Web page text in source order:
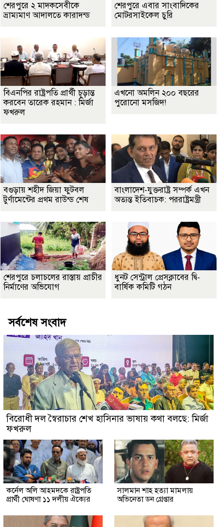
শেরপুরে ২ মাদকসেবীকে
ভ্রাম্যমাণ আদালতে কারাদন্ড
শেরপুরে এবার সাংবাদিকের
মোটরসাইকেল চুরি
বিএনপির রাষ্ট্রপতি প্রার্থী চূড়ান্ত
করবেন তারেক রহমান : মির্জা
ফখরুল
এখনো অমলিন ২০০ বছরের
পুরোনো মসজিদ!
বগুড়ায় শহীদ জিয়া ফুটবল
টুর্ণামেন্টের প্রথম রাউন্ড শেষ
বাংলাদেশ-যুক্তরাষ্ট্র সম্পর্ক এখন
অত্যন্ত ইতিবাচক: পররাষ্ট্রমন্ত্রী
শেরপুরে চলাচলের রাস্তায় প্রাচীর
নির্মাণের অভিযোগ
ধুনট সেন্ট্রাল প্রেসক্লাবের দ্বি-
বার্ষিক কমিটি গঠন
সর্বশেষ সংবাদ
বিরোধী দল স্বৈরাচার শেখ হাসিনার ভাষায় কথা বলছে: মির্জা
ফখরুল
কর্নেল অলি আহমদকে রাষ্ট্রপতি
প্রার্থী ঘোষণা ১১ দলীয় ঐক্যের
সালমান শাহ হত্যা মামলায়
অভিনেতা ডন গ্রেপ্তার